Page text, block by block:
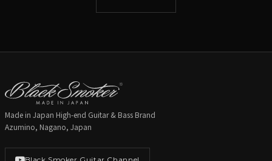
Made in Japan High-end Guitar & Bass Brand
Azumino, Nagano, Japan